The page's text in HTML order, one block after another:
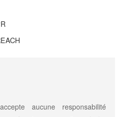
aucune responsabilité